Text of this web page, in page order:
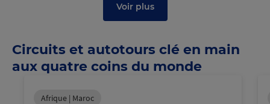
Voir plus
Circuits et autotours clé en main
aux quatre coins du monde
Afrique | Maroc